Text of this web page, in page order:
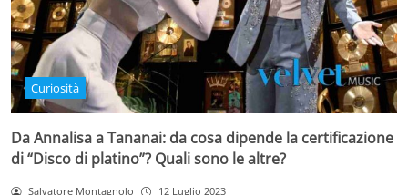
Curiosità
Da Annalisa a Tananai: da cosa dipende la certificazione
di “Disco di platino”? Quali sono le altre?
Salvatore Montagnolo 12 Luglio 2023